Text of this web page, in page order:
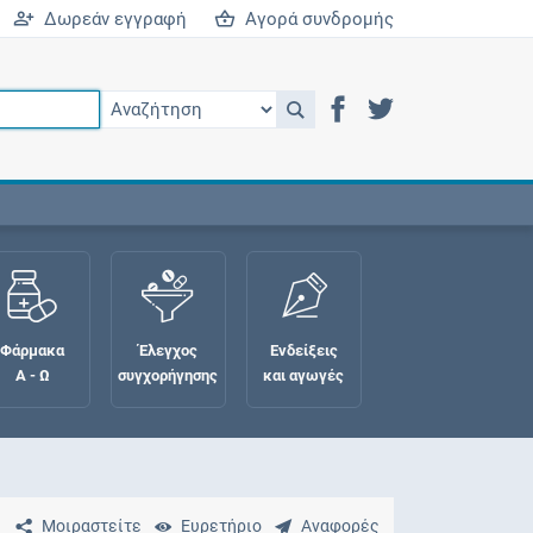
Δωρεάν εγγραφή Αγορά συνδρομής
Φάρμακα
Α - Ω
Έλεγχος
συγχορήγησης
Ενδείξεις
και αγωγές
Μοιραστείτε Ευρετήριο Αναφορές